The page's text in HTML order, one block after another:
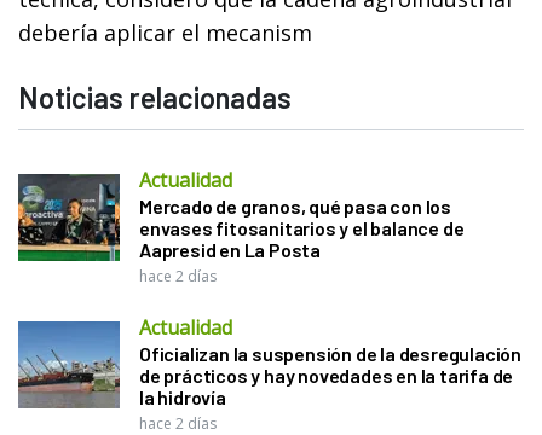
debería aplicar el mecanism
Noticias relacionadas
Actualidad
Mercado de granos, qué pasa con los
envases fitosanitarios y el balance de
Aapresid en La Posta
hace 2 días
Actualidad
Oficializan la suspensión de la desregulación
de prácticos y hay novedades en la tarifa de
la hidrovía
hace 2 días